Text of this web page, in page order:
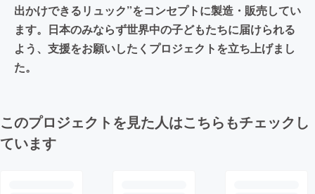
出かけできるリュック”をコンセプトに製造・販売してい
ます。日本のみならず世界中の子どもたちに届けられる
よう、支援をお願いしたくプロジェクトを立ち上げまし
た。
このプロジェクトを見た人はこちらもチェックし
ています